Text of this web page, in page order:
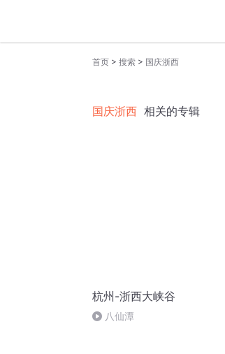
首页 > 搜索 > 国庆浙西
国庆浙西 相关的专辑
杭州-浙西大峡谷
八仙潭